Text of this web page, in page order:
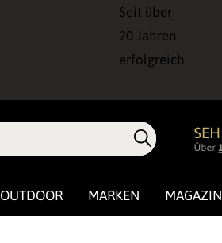
Seit über
20 Jahren
erfolgreich
OUTDOOR MARKEN MAGAZIN